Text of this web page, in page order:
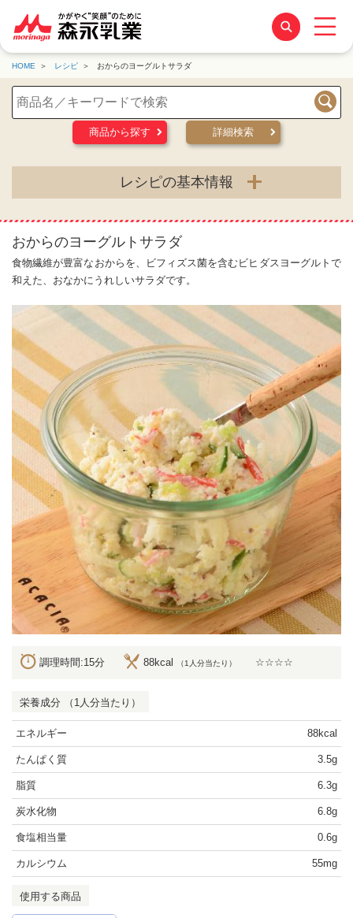
HOME レシピ おからのヨーグルトサラダ
検索
商品から探す
詳細検索
レシピの基本情報
おからのヨーグルトサラダ
食物繊維が豊富なおからを、ビフィズス菌を含むビヒダスヨーグルトで
和えた、おなかにうれしいサラダです。
調理時間:15分 88kcal （1人分当たり） ☆☆☆☆
栄養成分 （1人分当たり）
エネルギー 88kcal
たんぱく質 3.5g
脂質 6.3g
炭水化物 6.8g
食塩相当量 0.6g
カルシウム 55mg
使用する商品